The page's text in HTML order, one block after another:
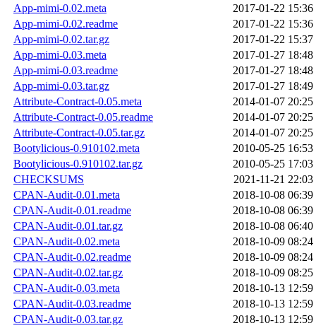
App-mimi-0.02.meta
2017-01-22 15:36
App-mimi-0.02.readme
2017-01-22 15:36
App-mimi-0.02.tar.gz
2017-01-22 15:37
App-mimi-0.03.meta
2017-01-27 18:48
App-mimi-0.03.readme
2017-01-27 18:48
App-mimi-0.03.tar.gz
2017-01-27 18:49
Attribute-Contract-0.05.meta
2014-01-07 20:25
Attribute-Contract-0.05.readme
2014-01-07 20:25
Attribute-Contract-0.05.tar.gz
2014-01-07 20:25
Bootylicious-0.910102.meta
2010-05-25 16:53
Bootylicious-0.910102.tar.gz
2010-05-25 17:03
CHECKSUMS
2021-11-21 22:03
CPAN-Audit-0.01.meta
2018-10-08 06:39
CPAN-Audit-0.01.readme
2018-10-08 06:39
CPAN-Audit-0.01.tar.gz
2018-10-08 06:40
CPAN-Audit-0.02.meta
2018-10-09 08:24
CPAN-Audit-0.02.readme
2018-10-09 08:24
CPAN-Audit-0.02.tar.gz
2018-10-09 08:25
CPAN-Audit-0.03.meta
2018-10-13 12:59
CPAN-Audit-0.03.readme
2018-10-13 12:59
CPAN-Audit-0.03.tar.gz
2018-10-13 12:59